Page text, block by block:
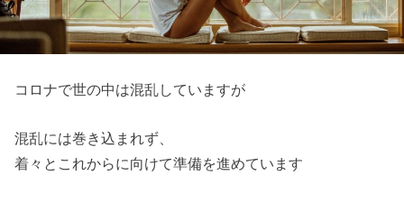
コロナで世の中は混乱していますが
混乱には巻き込まれず、
着々とこれからに向けて準備を進めています